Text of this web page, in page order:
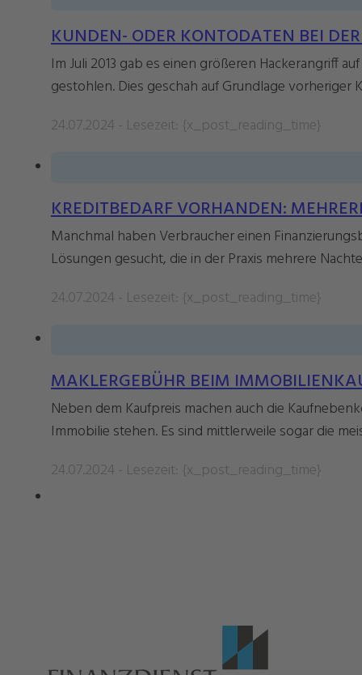
KUNDEN- ODER KONTODATEN BEI
Im Juli 2013 gab es einen größeren Hackerangriff
gestohlen. Dies geschah auf Grundlage vorheriger
24.07.2024 - Lesezeit: {x_post_reading_time}
KREDITBEDARF VORHANDEN:
Manchmal haben Verbraucher einen
Lösungen gesucht, die in der Praxis mehrere
24.07.2024 - Lesezeit: {x_post_reading_time}
MAKLERGEBÜHR BEIM
Neben dem Kaufpreis machen auch die
Immobilie stehen. Es sind mittlerweile sogar die
24.07.2024 - Lesezeit: {x_post_reading_time}